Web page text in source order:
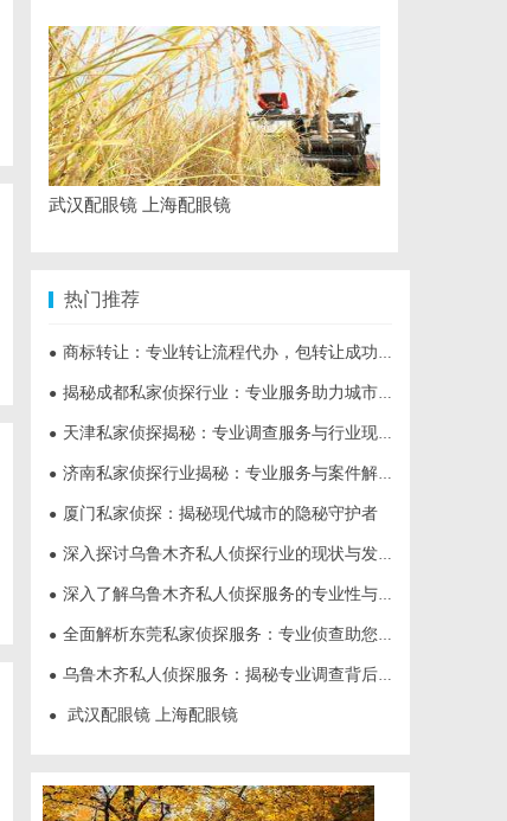
武汉配眼镜 上海配眼镜
热门推荐
● 商标转让：专业转让流程代办，包转让成功再付款
● 揭秘成都私家侦探行业：专业服务助力城市安宁
● 天津私家侦探揭秘：专业调查服务与行业现状详细解析
● 济南私家侦探行业揭秘：专业服务与案件解析全方位指南
● 厦门私家侦探：揭秘现代城市的隐秘守护者
● 深入探讨乌鲁木齐私人侦探行业的现状与发展趋势
● 深入了解乌鲁木齐私人侦探服务的专业性与应用领域
● 全面解析东莞私家侦探服务：专业侦查助您解决各种疑难问题
● 乌鲁木齐私人侦探服务：揭秘专业调查背后的故事与应用
● 武汉配眼镜 上海配眼镜